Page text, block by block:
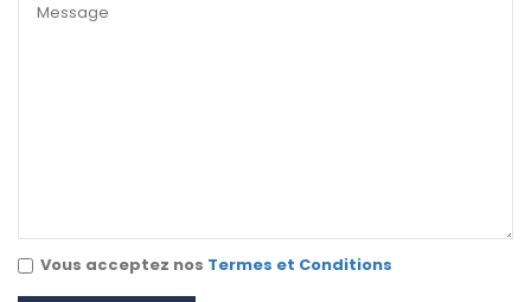
Vous acceptez nos Termes et Conditions